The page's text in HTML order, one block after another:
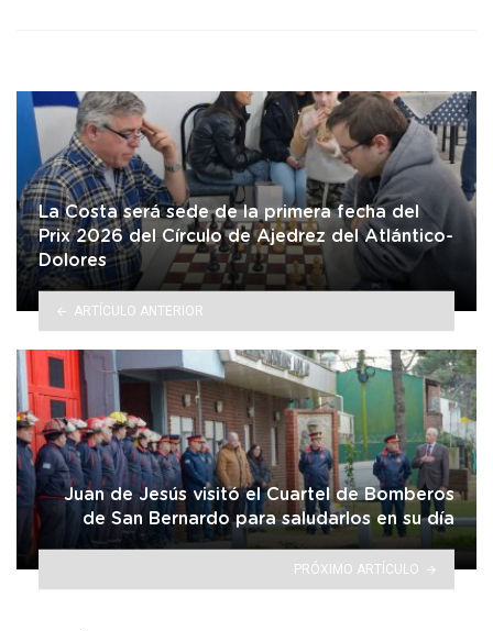
La Costa será sede de la primera fecha del
Prix 2026 del Círculo de Ajedrez del Atlántico-
Dolores
ARTÍCULO ANTERIOR
Juan de Jesús visitó el Cuartel de Bomberos
de San Bernardo para saludarlos en su día
PRÓXIMO ARTÍCULO